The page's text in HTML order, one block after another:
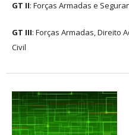
GT II: Forças Armadas e
GT III: Forças Armadas, Direito
Civil